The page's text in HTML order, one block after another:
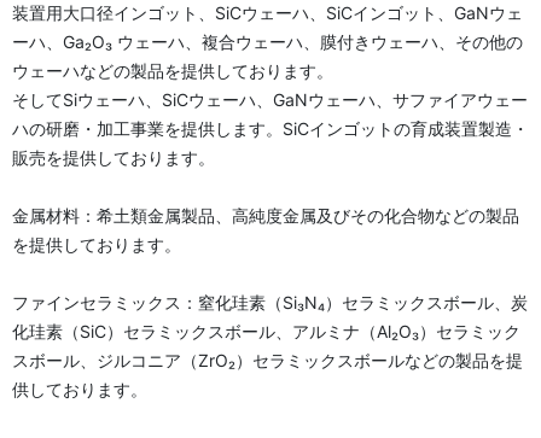
装置用大口径インゴット、SiCウェーハ、SiCインゴット、GaNウェ
ーハ、Ga₂O₃ ウェーハ、複合ウェーハ、膜付きウェーハ、その他の
ウェーハなどの製品を提供しております。
そしてSiウェーハ、SiCウェーハ、GaNウェーハ、サファイアウェー
ハの研磨・加工事業を提供します。SiCインゴットの育成装置製造・
販売を提供しております。
金属材料：希土類金属製品、高純度金属及びその化合物などの製品
を提供しております。
ファインセラミックス：窒化珪素（Si₃N₄）セラミックスボール、炭
化珪素（SiC）セラミックスボール、アルミナ（Al₂O₃）セラミック
スボール、ジルコニア（ZrO₂）セラミックスボールなどの製品を提
供しております。